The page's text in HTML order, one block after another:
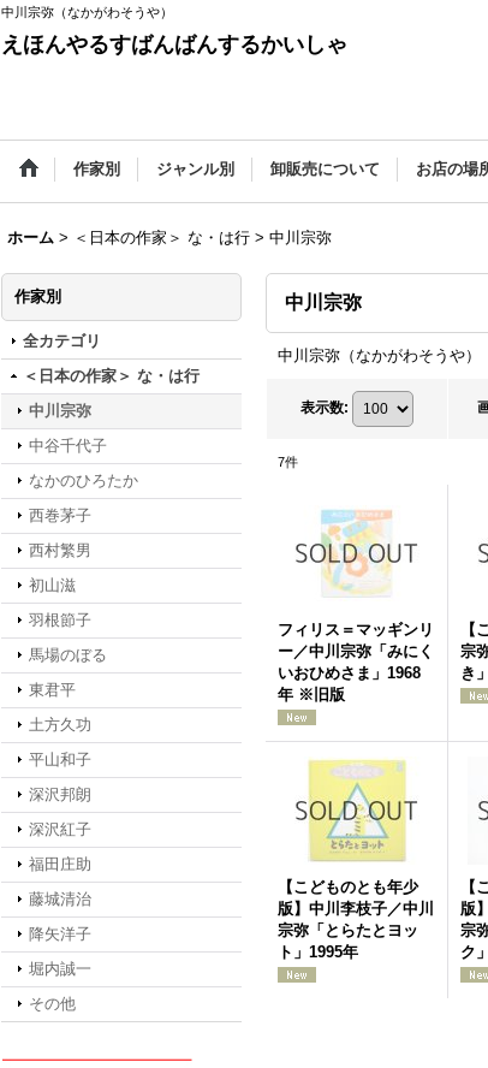
中川宗弥（なかがわそうや）
えほんやるすばんばんするかいしゃ
作家別 ジャンル別 卸販売について お店の場
ホーム > ＜日本の作家＞ な・は行 > 中川宗弥
作家別
全カテゴリ
＜日本の作家＞ な・は行
中川宗弥
中谷千代子
なかのひろたか
西巻茅子
西村繁男
初山滋
羽根節子
馬場のぼる
東君平
土方久功
平山和子
深沢邦朗
深沢紅子
福田庄助
藤城清治
降矢洋子
堀内誠一
その他
中川宗弥
中川宗弥（なかがわそうや）
表示数:
7件
フィリス＝マッギンリ
ー／中川宗弥「みにく
いおひめさま」1968
年 ※旧版
【
宗
き
【こどものとも年少
版】中川李枝子／中川
宗弥「とらたとヨッ
ト」1995年
【
版
宗
ク